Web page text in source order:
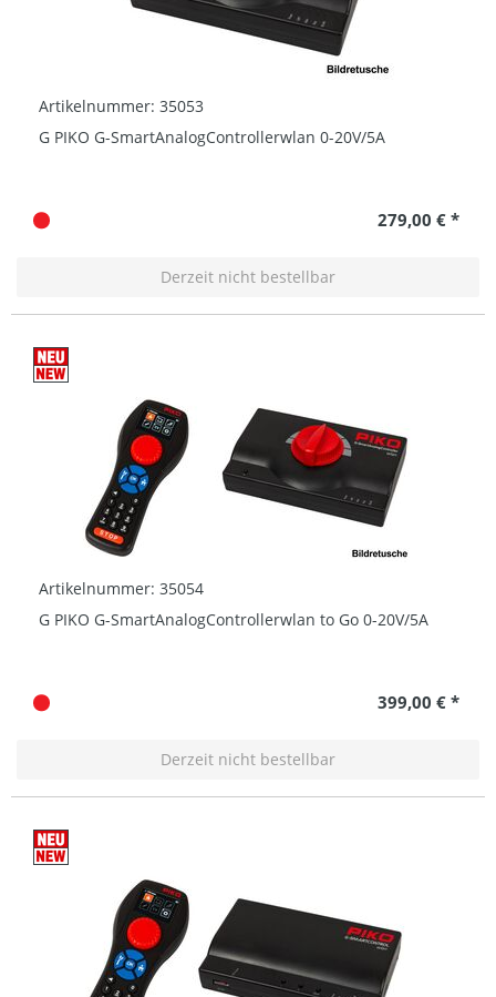
Artikelnummer: 35053
G PIKO G-SmartAnalogControllerwlan 0-20V/5A
279,00 € *
Derzeit nicht bestellbar
Artikelnummer: 35054
G PIKO G-SmartAnalogControllerwlan to Go 0-20V/5A
399,00 € *
Derzeit nicht bestellbar